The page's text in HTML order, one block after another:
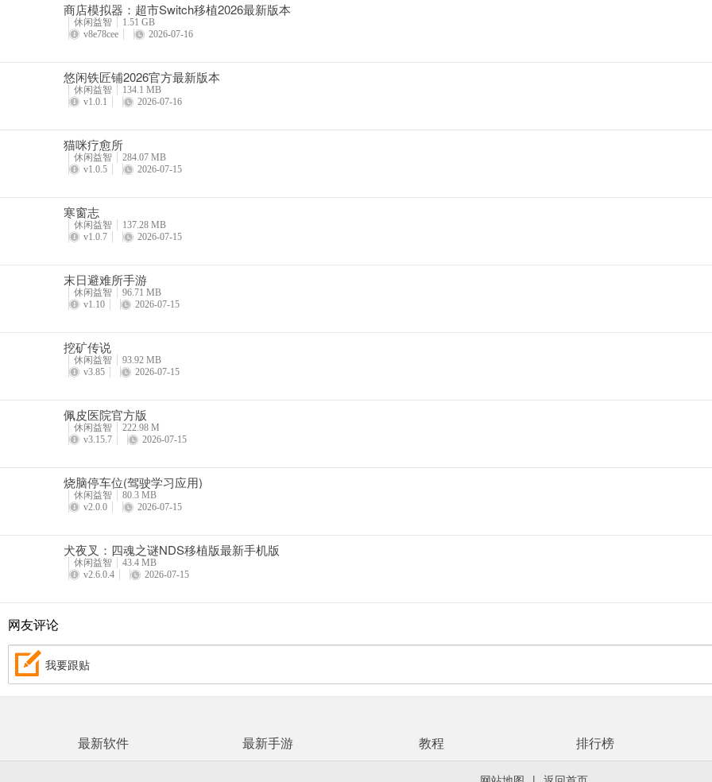
商店模拟器：超市Switch移植2026最新版本
休闲益智
1.51 GB
v8e78cee
2026-07-16
悠闲铁匠铺2026官方最新版本
休闲益智
134.1 MB
v1.0.1
2026-07-16
猫咪疗愈所
休闲益智
284.07 MB
v1.0.5
2026-07-15
寒窗志
休闲益智
137.28 MB
v1.0.7
2026-07-15
末日避难所手游
休闲益智
96.71 MB
v1.10
2026-07-15
挖矿传说
休闲益智
93.92 MB
v3.85
2026-07-15
佩皮医院官方版
休闲益智
222.98 M
v3.15.7
2026-07-15
烧脑停车位(驾驶学习应用)
休闲益智
80.3 MB
v2.0.0
2026-07-15
犬夜叉：四魂之谜NDS移植版最新手机版
休闲益智
43.4 MB
v2.6.0.4
2026-07-15
网友评论
我要跟贴
最新软件 最新手游 教程 排行榜